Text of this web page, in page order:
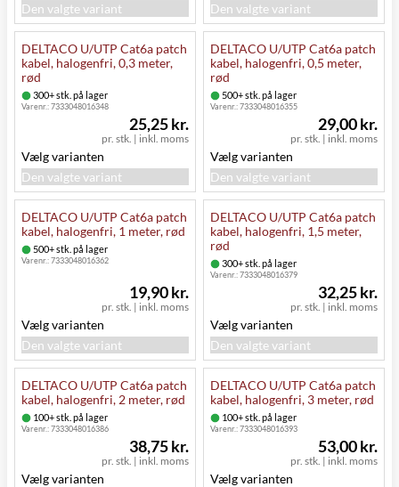
Den valgte variant
Den valgte variant
DELTACO U/UTP Cat6a patch
kabel, halogenfri, 0,3 meter,
rød
300+ stk. på lager
Varenr.:7333048016348
pr. stk. | inkl. moms
25,25 kr.
Vælg varianten
Den valgte variant
DELTACO U/UTP Cat6a patch
kabel, halogenfri, 0,5 meter,
rød
500+ stk. på lager
Varenr.:7333048016355
pr. stk. | inkl. moms
29,00 kr.
Vælg varianten
Den valgte variant
DELTACO U/UTP Cat6a patch
kabel, halogenfri, 1 meter, rød
500+ stk. på lager
Varenr.:7333048016362
pr. stk. | inkl. moms
19,90 kr.
Vælg varianten
Den valgte variant
DELTACO U/UTP Cat6a patch
kabel, halogenfri, 1,5 meter,
rød
300+ stk. på lager
Varenr.:7333048016379
pr. stk. | inkl. moms
32,25 kr.
Vælg varianten
Den valgte variant
DELTACO U/UTP Cat6a patch
kabel, halogenfri, 2 meter, rød
100+ stk. på lager
Varenr.:7333048016386
pr. stk. | inkl. moms
38,75 kr.
Vælg varianten
DELTACO U/UTP Cat6a patch
kabel, halogenfri, 3 meter, rød
100+ stk. på lager
Varenr.:7333048016393
pr. stk. | inkl. moms
53,00 kr.
Vælg varianten